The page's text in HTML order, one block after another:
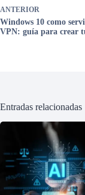
ANTERIOR
Windows 10 como
VPN: guía para crear
Entradas relacionadas